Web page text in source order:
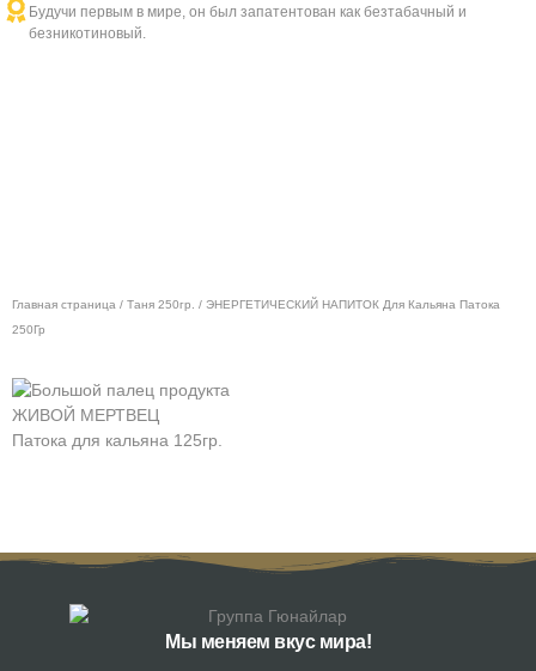
Будучи первым в мире, он был запатентован как безтабачный и
безникотиновый.
Главная страница / Таня 250гр.
/ ЭНЕРГЕТИЧЕСКИЙ НАПИТОК Для Кальяна Патока
250Гр
ЖИВОЙ МЕРТВЕЦ
Патока для кальяна 125гр.
Мы меняем вкус мира!